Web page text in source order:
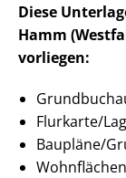
Diese
Hamm
vorliegen:
Flurkarte/
Baupläne/